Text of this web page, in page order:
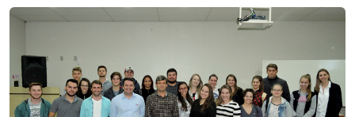
CPA
Biblioteca
Editora